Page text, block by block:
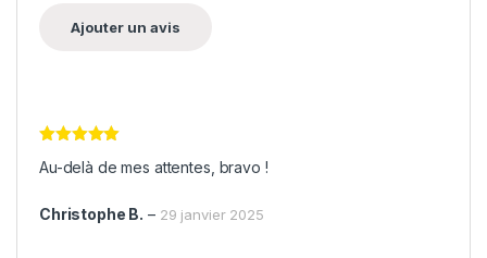
5
Au-delà de mes attentes, bravo !
Christophe B. – 29 janvier 2025